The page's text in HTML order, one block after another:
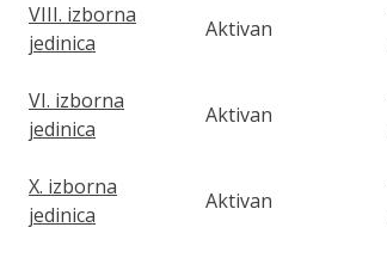
VIII. izborna
jedinica
Aktivan
VI. izborna
jedinica
Aktivan
X. izborna
jedinica
Aktivan